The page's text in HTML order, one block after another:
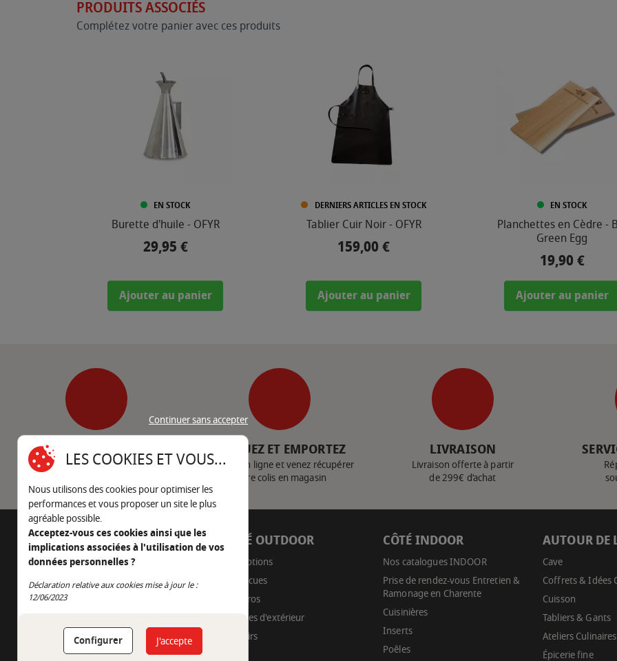
PRODUITS ASSOCIÉS
Complétez votre panier avec ces produits
EN STOCK
Burette d'huile - OFYR
Prix
29,95 €
Ajouter au panier
DERNIERS ARTICLES EN STOCK
Tablier Cuir Noir - OFYR
Prix
159,00 €
Ajouter au panier
EN STOCK
Planchettes en Cèdre -
Green Egg
Prix
19,90 €
Ajouter au panier
SERVICE CLIENT
Nous contacter
CLIQUEZ ET EMPORTEZ
Achetez en ligne et venez récupérer
votre colis en magasin
LIVRAISON
Livraison offerte à partir
de 299€ d’achat
AUTOUR DU FEU
05 45 22 98 09
Nous envoyer un e-mail
CÔTÉ OUTDOOR
Promotions
Barbecues
Braseros
Cuisines d'extérieur
Fumoirs
CÔTÉ INDOOR
Nos catalogues INDOOR
Prise de rendez-vous Entretien &
Ramonage en Charente
Cuisinières
Inserts
Poêles
AUTOUR DE
Cave
Coffrets & Idées
Cuisson
Tabliers & Gants
Ateliers Culinaires
Épicerie fine
Continuer sans accepter
LES COOKIES ET VOUS...
Nous utilisons des cookies pour optimiser les
performances et vous proposer un site le plus
agréable possible.
Acceptez-vous ces cookies ainsi que les
implications associées à l'utilisation de vos
données personnelles ?
Déclaration relative aux cookies mise à jour le :
12/06/2023
Configurer J'accepte